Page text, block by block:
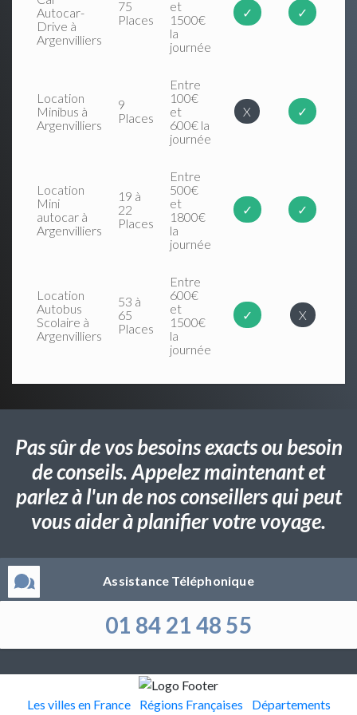
Autocar-
Drive à
Argenvilliers
75
Places
et
1500€
la
journée
✓ ✓
Location
Minibus à
Argenvilliers
9
Places
Entre
100€
et
600€ la
journée
X ✓
Location
Mini
autocar à
Argenvilliers
19 à
22
Places
Entre
500€
et
1800€
la
journée
✓ ✓
Location
Autobus
Scolaire à
Argenvilliers
53 à
65
Places
Entre
600€
et
1500€
la
journée
✓ X
Pas sûr de vos besoins exacts ou besoin
de conseils. Appelez maintenant et
parlez à l'un de nos conseillers qui peut
vous aider à planifier votre voyage.
Assistance Téléphonique
01 84 21 48 55
Les villes en France Régions Françaises Départements